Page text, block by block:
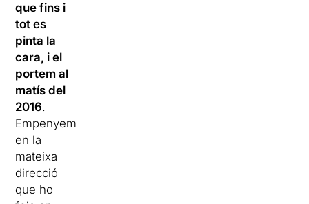
que fins i
tot es
pinta la
cara, i el
portem al
matís del
2016.
Empenyem
en la
mateixa
direcció
que ho